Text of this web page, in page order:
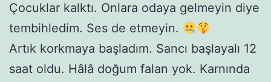
Çocuklar kalktı. Onlara odaya gelmeyin diye
tembihledim. Ses de etmeyin.
Artık korkmaya başladım. Sancı başlayalı 12
saat oldu. Hâlâ doğum falan yok. Karnında